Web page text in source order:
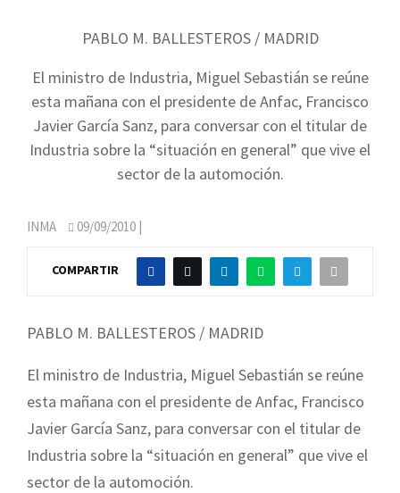
PABLO M. BALLESTEROS / MADRID
El ministro de Industria, Miguel Sebastián se reúne
esta mañana con el presidente de Anfac, Francisco
Javier García Sanz, para conversar con el titular de
Industria sobre la “situación en general” que vive el
sector de la automoción.
INMA 09/09/2010 |
COMPARTIR
PABLO M. BALLESTEROS / MADRID
El ministro de Industria, Miguel Sebastián se reúne
esta mañana con el presidente de Anfac, Francisco
Javier García Sanz, para conversar con el titular de
Industria sobre la “situación en general” que vive el
sector de la automoción.